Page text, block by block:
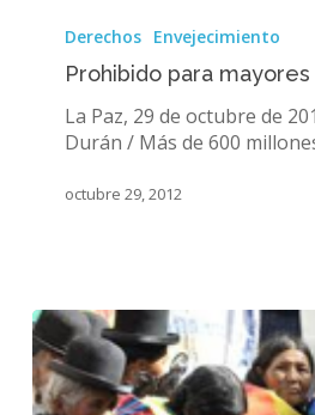
para
años
Derechos Envejecimiento
Prohibido para
La Paz, 29 de octubre de
Durán / Más de 600
octubre 29, 2012